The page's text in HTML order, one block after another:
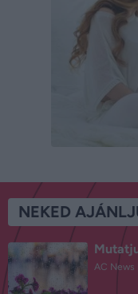
NEKED
AC News